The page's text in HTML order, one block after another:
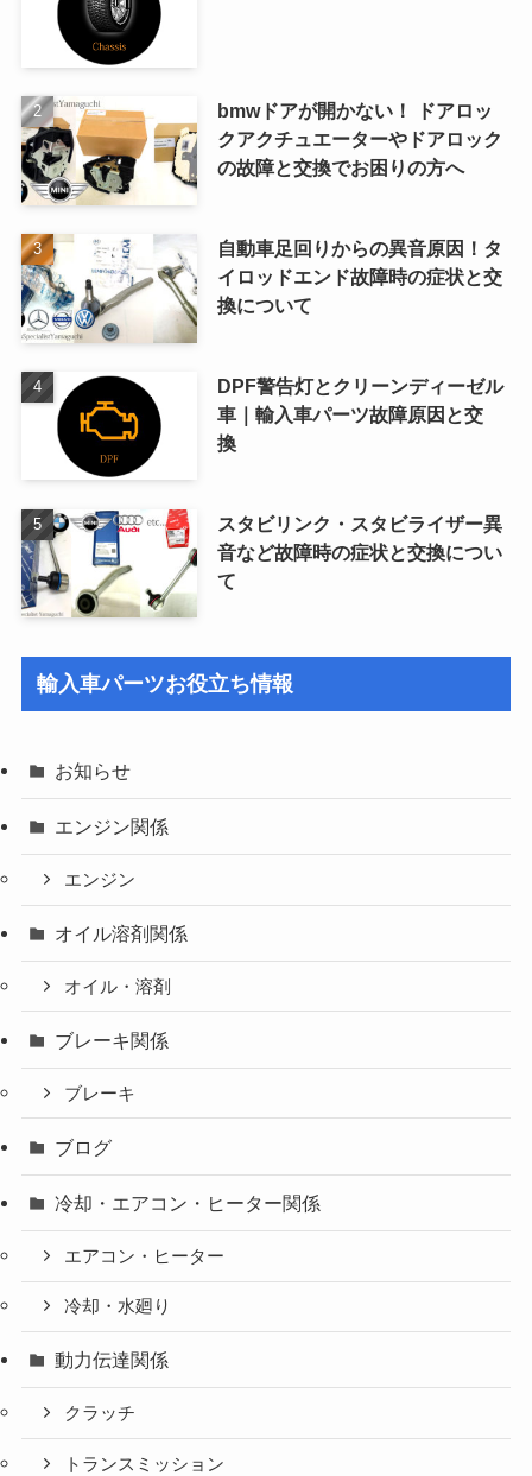
bmwドアが開かない！ ドアロッ
クアクチュエーターやドアロック
の故障と交換でお困りの方へ
自動車足回りからの異音原因！タ
イロッドエンド故障時の症状と交
換について
DPF警告灯とクリーンディーゼル
車｜輸入車パーツ故障原因と交
換
スタビリンク・スタビライザー異
音など故障時の症状と交換につい
て
輸入車パーツお役立ち情報
お知らせ
エンジン関係
エンジン
オイル溶剤関係
オイル・溶剤
ブレーキ関係
ブレーキ
ブログ
冷却・エアコン・ヒーター関係
エアコン・ヒーター
冷却・水廻り
動力伝達関係
クラッチ
トランスミッション